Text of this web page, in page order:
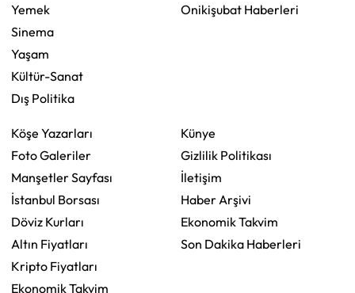
Yemek
Sinema
Yaşam
Kültür-Sanat
Dış Politika
Onikişubat Haberleri
Köşe Yazarları
Foto Galeriler
Manşetler Sayfası
İstanbul Borsası
Döviz Kurları
Altın Fiyatları
Kripto Fiyatları
Ekonomik Takvim
Künye
Gizlilik Politikası
İletişim
Haber Arşivi
Ekonomik Takvim
Son Dakika Haberleri